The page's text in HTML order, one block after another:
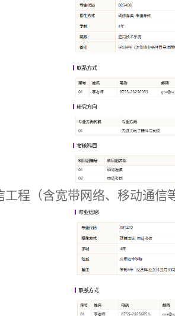
工程（含宽带网络、移动通信